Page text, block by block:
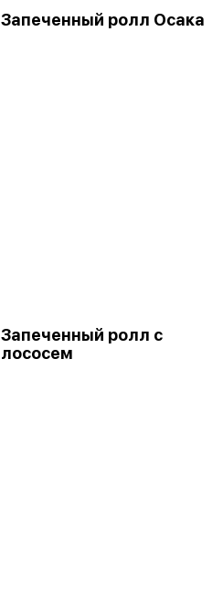
Запеченный ролл Осака
Запеченный ролл с
лососем